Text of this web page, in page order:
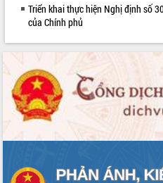
Kỳ họp thứ Hai, Hội đồng nhân dân
tỉnh khóa XI quyết nghị nhiều nội dung
Bí thư Tỉnh ủy Lương Nguyễn Minh
Triết thăm, tặng quà người có công với
cách mạng
Rà soát, hoàn thiện hệ thống thiết chế
văn hóa, thể thao đáp ứng yêu cầu
phát triển mới
Minh
LIÊN KẾT WEB
Triển khai thực hiện Nghị định số
của Chính phủ